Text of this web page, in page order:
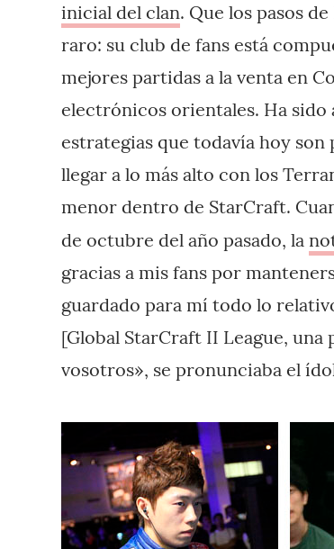
inicial del clan. Que los pasos
raro: su club de fans está
mejores partidas a la venta en
electrónicos orientales. Ha
estrategias que todavía hoy
llegar a lo más alto con los
menor dentro de StarCraft.
de octubre del año pasado, la
gracias a mis fans por
guardado para mí todo lo
[Global StarCraft II League,
vosotros», se pronunciaba el